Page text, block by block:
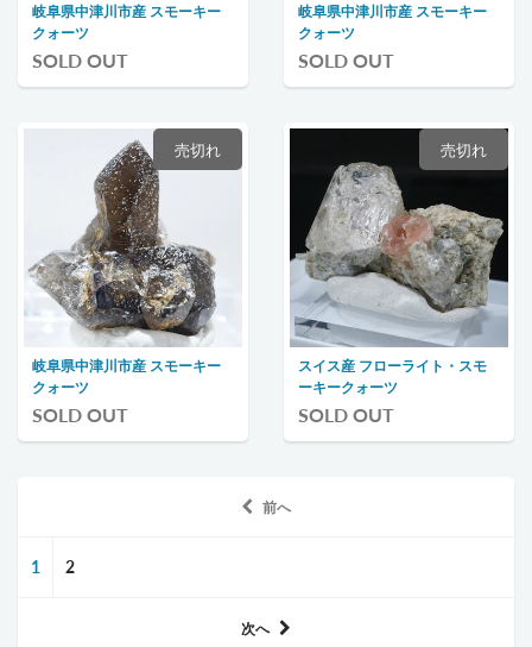
岐阜県中津川市産 スモーキー
クォーツ
SOLD OUT
岐阜県中津川市産 スモーキー
クォーツ
SOLD OUT
売切れ
岐阜県中津川市産 スモーキー
クォーツ
SOLD OUT
売切れ
スイス産 フローライト・スモ
ーキークォーツ
SOLD OUT
前へ
1 2
次へ